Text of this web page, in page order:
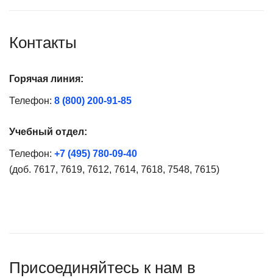
Контакты
Горячая линия:
Телефон: 8 (800) 200-91-85
Учебный отдел:
Телефон: +7 (495) 780-09-40
(доб. 7617, 7619, 7612, 7614, 7618, 7548, 7615)
Присоединяйтесь к нам в